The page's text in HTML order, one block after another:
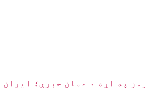
په اړه د عمان خبرې؛ ایران